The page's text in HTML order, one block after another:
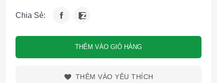
Chia Sẻ:
THÊM VÀO GIỎ HÀNG
THÊM VÀO YÊU THÍCH